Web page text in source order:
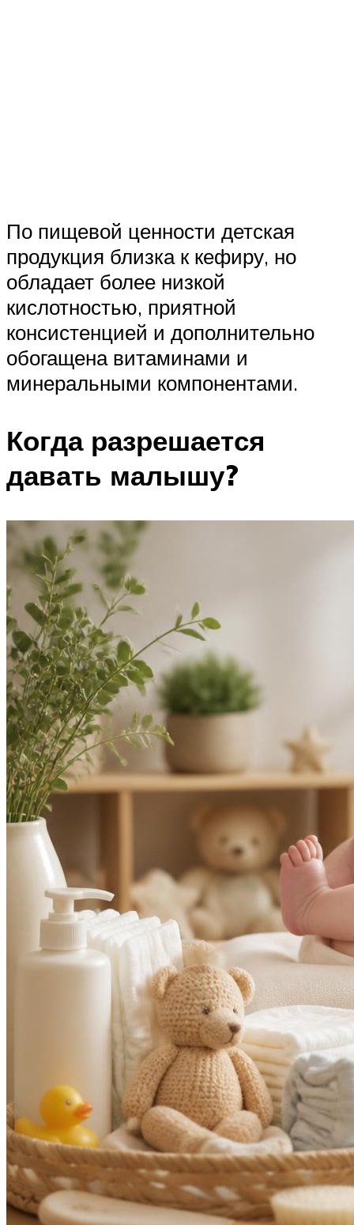
По пищевой ценности детская
продукция близка к кефиру, но
обладает более низкой
кислотностью, приятной
консистенцией и дополнительно
обогащена витаминами и
минеральными компонентами.
Когда разрешается
давать малышу?